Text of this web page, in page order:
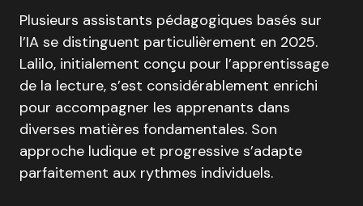
Plusieurs assistants pédagogiques basés sur
l’IA se distinguent particulièrement en 2025.
Lalilo, initialement conçu pour l’apprentissage
de la lecture, s’est considérablement enrichi
pour accompagner les apprenants dans
diverses matières fondamentales. Son
approche ludique et progressive s’adapte
parfaitement aux rythmes individuels.